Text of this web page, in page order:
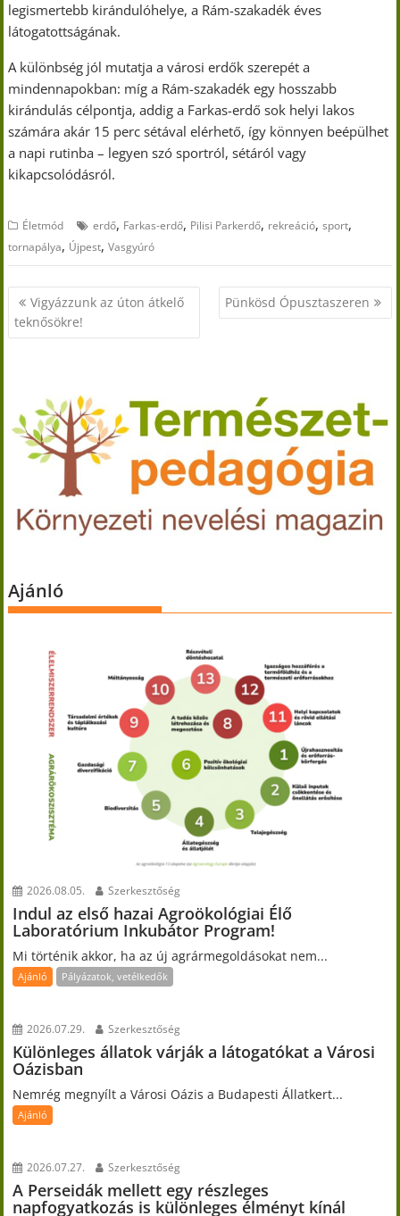
legismertebb kirándulóhelye, a Rám-szakadék éves
látogatottságának.
A különbség jól mutatja a városi erdők szerepét a
mindennapokban: míg a Rám-szakadék egy hosszabb
kirándulás célpontja, addig a Farkas-erdő sok helyi lakos
számára akár 15 perc sétával elérhető, így könnyen beépülhet
a napi rutinba – legyen szó sportról, sétáról vagy
kikapcsolódásról.
Életmód erdő, Farkas-erdő, Pilisi Parkerdő, rekreáció,sport,
tornapálya, Újpest,Vasgyúró
Bejegyzés
navigáció
Vigyázzunk az úton átkelő
teknősökre!
Pünkösd Ópusztaszeren
Ajánló
2026.08.05. Szerkesztőség
Indul az első hazai Agroökológiai Élő
Laboratórium Inkubátor Program!
Mi történik akkor, ha az új agrármegoldásokat nem...
Ajánló Pályázatok, vetélkedők
2026.07.29. Szerkesztőség
Különleges állatok várják a látogatókat a Városi
Oázisban
Nemrég megnyílt a Városi Oázis a Budapesti Állatkert...
Ajánló
2026.07.27. Szerkesztőség
A Perseidák mellett egy részleges
napfogyatkozás is különleges élményt kínál